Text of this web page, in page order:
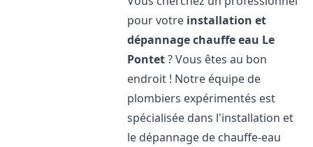
pour votre installation et
dépannage chauffe eau Le
Pontet? Vous êtes au bon
endroit ! Notre équipe de
plombiers expérimentés est
spécialisée dans l'installation et
le dépannage de chauffe-eau